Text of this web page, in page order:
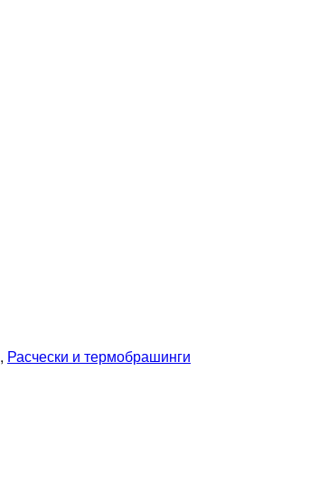
, Расчески и термобрашинги